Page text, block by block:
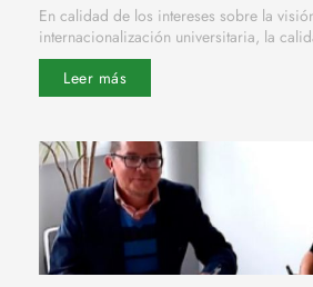
En calidad de los intereses sobre la
internacionalización universitaria, la
Leer más